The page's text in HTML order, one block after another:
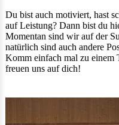
Du bist auch motiviert, hast
auf Leistung? Dann bist du
Momentan sind wir auf der
natürlich sind auch andere
Komm einfach mal zu einem
freuen uns auf dich!